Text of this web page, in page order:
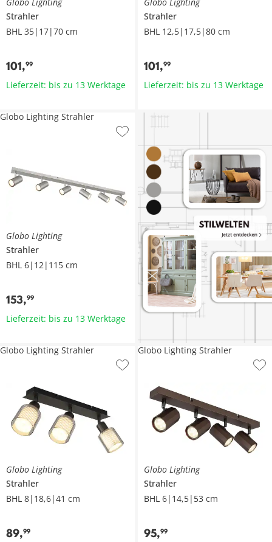
Strahler
BHL 35|17|70 cm
101,99
Lieferzeit: bis zu 13 Werktage
Strahler
BHL 12,5|17,5|80 cm
101,99
Lieferzeit: bis zu 13 Werktage
Globo Lighting
Strahler
BHL 6|12|115 cm
153,99
Globo Lighting Strahler
Lieferzeit: bis zu 13 Werktage
Globo Lighting
Strahler
BHL 8|18,6|41 cm
89,99
Globo Lighting Strahler
Globo Lighting
Strahler
BHL 6|14,5|53 cm
95,99
Globo Lighting Strahler